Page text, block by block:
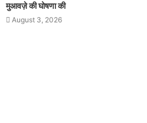
मुआवज़े की घोषणा की
August 3, 2026